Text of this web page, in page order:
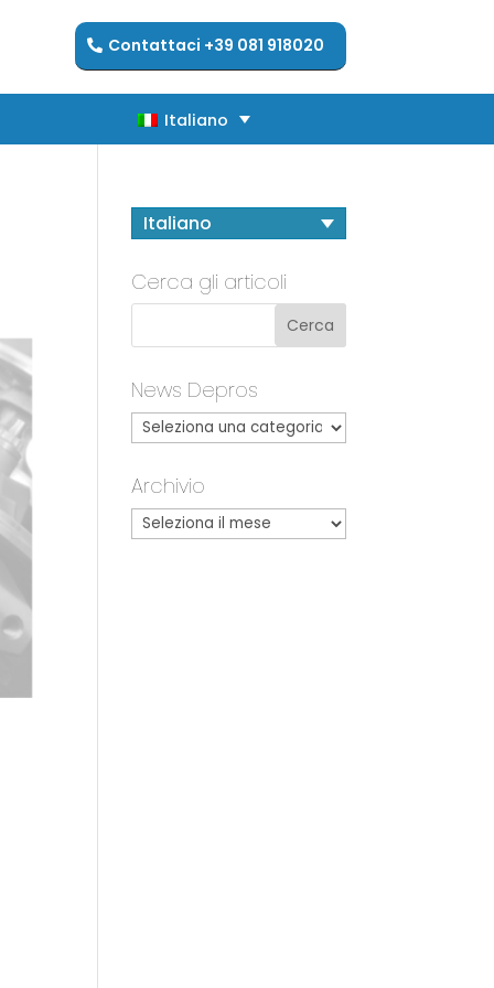
Contattaci +39 081 918020
Italiano
Italiano
Italiano
Cerca gli articoli
News Depros
Archivio